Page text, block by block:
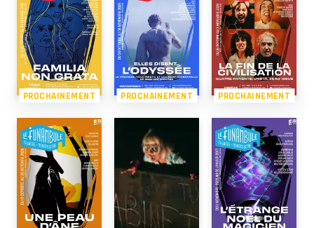
PROCHAINEMENT PROCHAINEMENT PROCHAINEMENT